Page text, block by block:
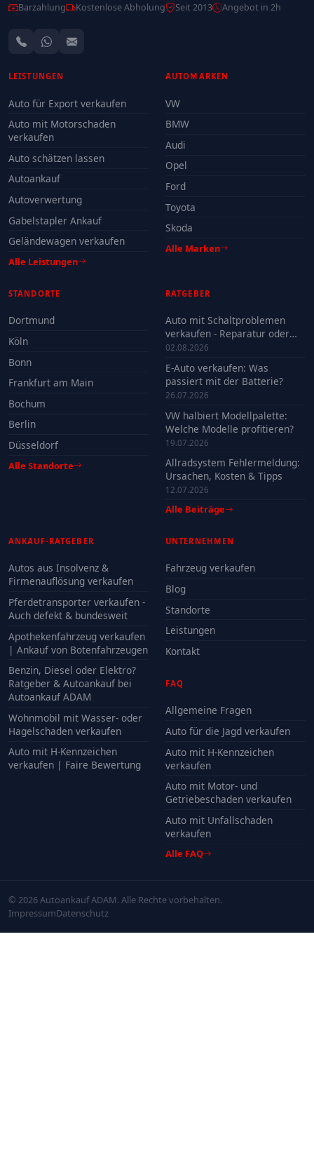
Barzahlung Kostenlose Abholung Seit 2013 Angebot in 2h
LEISTUNGEN
Auto für Export verkaufen
Auto mit Motorschaden
verkaufen
Auto schätzen lassen
Autoankauf
Autoverwertung
Gabelstapler Ankauf
Geländewagen verkaufen
Alle Leistungen
AUTOMARKEN
VW
BMW
Audi
Opel
Ford
Toyota
Skoda
Alle Marken
STANDORTE
Dortmund
Köln
Bonn
Frankfurt am Main
Bochum
Berlin
Düsseldorf
Alle Standorte
RATGEBER
Auto mit Schaltproblemen
verkaufen - Reparatur oder
Verkauf?
02.08.2026
E-Auto verkaufen: Was
passiert mit der Batterie?
26.07.2026
VW halbiert Modellpalette:
Welche Modelle profitieren?
19.07.2026
Allradsystem Fehlermeldung:
Ursachen, Kosten & Tipps
12.07.2026
Alle Beiträge
ANKAUF-RATGEBER
Autos aus Insolvenz &
Firmenauflösung verkaufen
Pferdetransporter verkaufen -
Auch defekt & bundesweit
Apothekenfahrzeug verkaufen
| Ankauf von Botenfahrzeugen
Benzin, Diesel oder Elektro?
Ratgeber & Autoankauf bei
Autoankauf ADAM
Wohnmobil mit Wasser- oder
Hagelschaden verkaufen
Auto mit H-Kennzeichen
verkaufen | Faire Bewertung
UNTERNEHMEN
Fahrzeug verkaufen
Blog
Standorte
Leistungen
Kontakt
FAQ
Allgemeine Fragen
Auto für die Jagd verkaufen
Auto mit H-Kennzeichen
verkaufen
Auto mit Motor- und
Getriebeschaden verkaufen
Auto mit Unfallschaden
verkaufen
Alle FAQ
© 2026 Autoankauf ADAM. Alle Rechte vorbehalten.
ImpressumDatenschutz